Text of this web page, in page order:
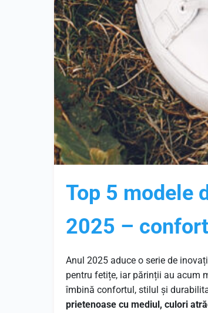
Top 5 modele
2025 –
Anul 2025 aduce o serie de
pentru fetițe, iar părinții au acum
îmbină confortul, stilul și
prietenoase cu mediul, culori